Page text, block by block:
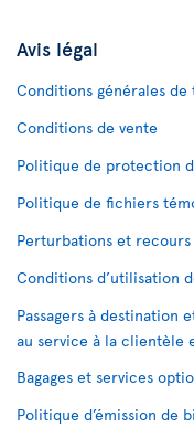
Avis légal
Conditions générales
Conditions de vente
Politique de protection
Politique de fichiers
Perturbations et recours
Conditions d’utilisation
Passagers à destination
au service à la clientèle
Bagages et services
Politique d’émission de